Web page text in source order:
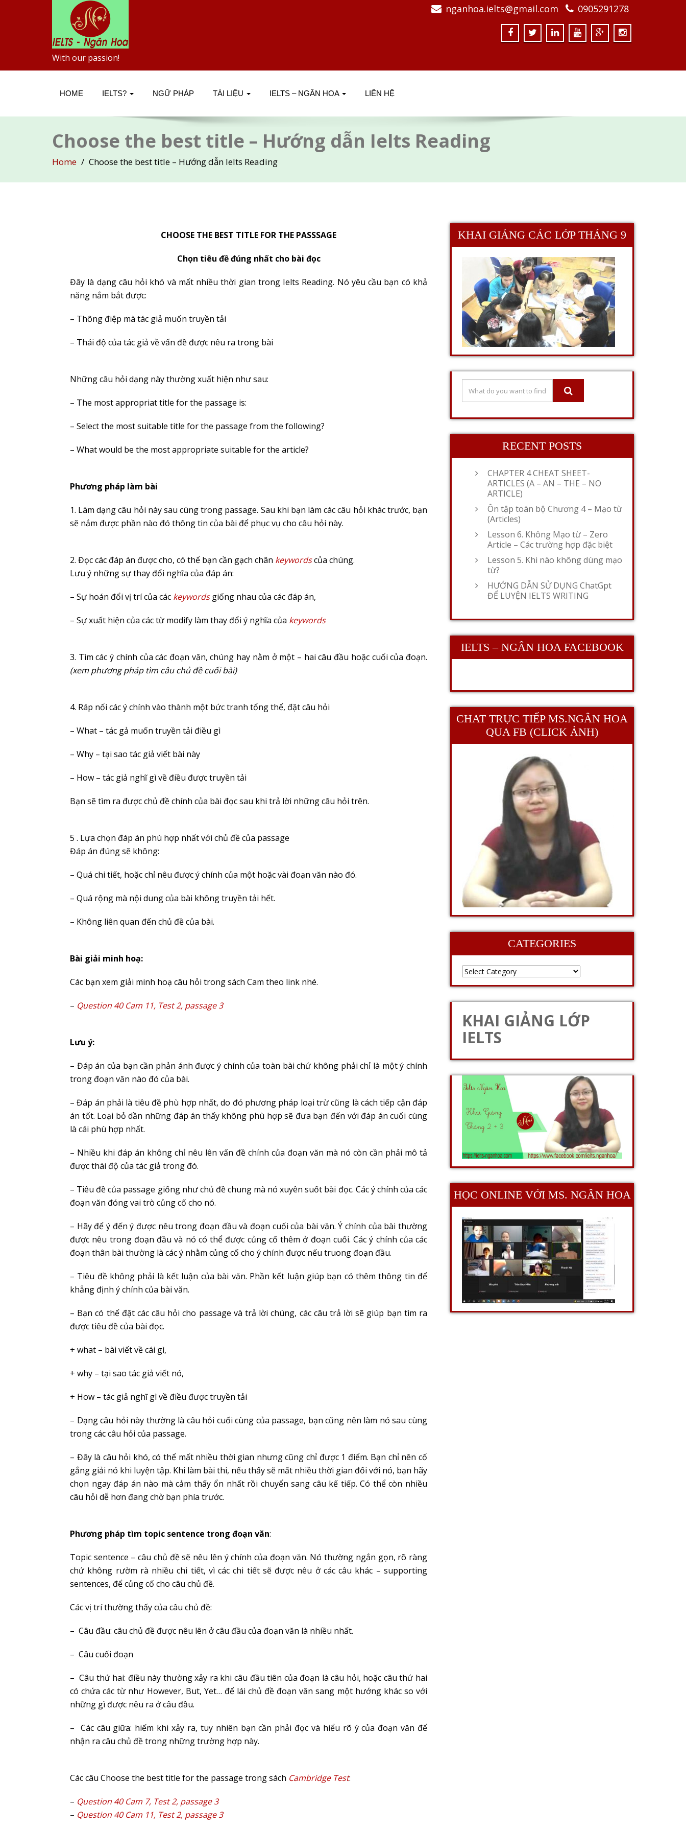
With our passion!
nganhoa.ielts@gmail.com 0905291278
HOME IELTS? NGỮ PHÁP TÀI LIỆU IELTS – NGÂN HOA LIÊN HỆ
Choose the best title – Hướng dẫn Ielts Reading
Home Choose the best title – Hướng dẫn Ielts Reading
CHOOSE THE BEST TITLE FOR THE PASSSAGE
Chọn tiêu đề đúng nhất cho bài đọc
Đây là dạng câu hỏi khó và mất nhiều thời gian trong Ielts Reading. Nó yêu cầu bạn có khả
năng nắm bắt được:
– Thông điệp mà tác giả muốn truyền tải
– Thái độ của tác giả về vấn đề được nêu ra trong bài
Những câu hỏi dạng này thường xuất hiện như sau:
– The most appropriat title for the passage is:
– Select the most suitable title for the passage from the following?
– What would be the most appropriate suitable for the article?
Phương pháp làm bài
1. Làm dạng câu hỏi này sau cùng trong passage. Sau khi bạn làm các câu hỏi khác trước, bạn
sẽ nắm được phần nào đó thông tin của bài để phục vụ cho câu hỏi này.
2. Đọc các đáp án được cho, có thể bạn cần gạch chân keywordscủa chúng.
Lưu ý những sự thay đổi nghĩa của đáp án:
– Sự hoán đổi vị trí của các keywordsgiống nhau của các đáp án,
– Sự xuất hiện của các từ modify làm thay đổi ý nghĩa của keywords
3. Tìm các ý chính của các đoạn văn, chúng hay nằm ở một – hai câu đầu hoặc cuối của đoạn.
(xem phương pháp tìm câu chủ đề cuối bài)
4. Ráp nối các ý chính vào thành một bức tranh tổng thể, đặt câu hỏi
– What – tác gả muốn truyền tải điều gì
– Why – tại sao tác giả viết bài này
– How – tác giả nghĩ gì về điều được truyền tải
Bạn sẽ tìm ra được chủ đề chính của bài đọc sau khi trả lời những câu hỏi trên.
5 . Lựa chọn đáp án phù hợp nhất với chủ đề của passage
Đáp án đúng sẽ không:
– Quá chi tiết, hoặc chỉ nêu được ý chính của một hoặc vài đoạn văn nào đó.
– Quá rộng mà nội dung của bài không truyền tải hết.
– Không liên quan đến chủ đề của bài.
Bài giải minh hoạ:
Các bạn xem giải minh hoạ câu hỏi trong sách Cam theo link nhé.
– Question 40 Cam 11, Test 2, passage 3
Lưu ý:
– Đáp án của bạn cần phản ánh được ý chính của toàn bài chứ không phải chỉ là một ý chính
trong đoạn văn nào đó của bài.
– Đáp án phải là tiêu đề phù hợp nhất, do đó phương pháp loại trừ cũng là cách tiếp cận đáp
án tốt. Loại bỏ dần những đáp án thấy không phù hợp sẽ đưa bạn đến với đáp án cuối cùng
là cái phù hợp nhất.
– Nhiều khi đáp án không chỉ nêu lên vấn đề chính của đoạn văn mà nó còn cần phải mô tả
được thái độ của tác giả trong đó.
– Tiêu đề của passage giống như chủ đề chung mà nó xuyên suốt bài đọc. Các ý chính của các
đoạn văn đóng vai trò củng cố cho nó.
– Hãy để ý đến ý được nêu trong đoạn đầu và đoạn cuối của bài văn. Ý chính của bài thường
được nêu trong đoạn đầu và nó có thể được củng cố thêm ở đoạn cuối. Các ý chính của các
đoạn thân bài thường là các ý nhằm củng cố cho ý chính được nếu truong đoạn đầu.
– Tiêu đề không phải là kết luận của bài văn. Phần kết luận giúp bạn có thêm thông tin để
khẳng định ý chính của bài văn.
– Bạn có thể đặt các câu hỏi cho passage và trả lời chúng, các câu trả lời sẽ giúp bạn tìm ra
được tiêu đề của bài đọc.
+ what – bài viết về cái gì,
+ why – tại sao tác giả viết nó,
+ How – tác giả nghĩ gì về điều được truyền tải
– Dạng câu hỏi này thường là câu hỏi cuối cùng của passage, bạn cũng nên làm nó sau cùng
trong các câu hỏi của passage.
– Đây là câu hỏi khó, có thể mất nhiều thời gian nhưng cũng chỉ được 1 điểm. Bạn chỉ nên cố
gắng giải nó khi luyện tập. Khi làm bài thi, nếu thấy sẽ mất nhiều thời gian đối với nó, bạn hãy
chọn ngay đáp án nào mà cảm thấy ổn nhất rồi chuyển sang câu kế tiếp. Có thể còn nhiều
câu hỏi dễ hơn đang chờ bạn phía trước.
Phương pháp tìm topic sentence trong đoạn văn:
Topic sentence – câu chủ đề sẽ nêu lên ý chính của đoạn văn. Nó thường ngắn gọn, rõ ràng
chứ không rườm rà nhiều chi tiết, vì các chi tiết sẽ được nêu ở các câu khác – supporting
sentences, để củng cố cho câu chủ đề.
Các vị trí thường thấy của câu chủ đề:
– Câu đầu: câu chủ đề được nêu lên ở câu đầu của đoạn văn là nhiều nhất.
– Câu cuối đoạn
– Câu thứ hai: điều này thường xảy ra khi câu đầu tiên của đoạn là câu hỏi, hoặc câu thứ hai
có chứa các từ như However, But, Yet… để lái chủ đề đoạn văn sang một hướng khác so với
những gì được nêu ra ở câu đầu.
– Các câu giữa: hiếm khi xảy ra, tuy nhiên bạn cần phải đọc và hiểu rõ ý của đoạn văn để
nhận ra câu chủ đề trong những trường hợp này.
Các câu Choose the best title for the passage trong sách Cambridge Test:
– Question 40 Cam 7, Test 2, passage 3
– Question 40 Cam 11, Test 2, passage 3
KHAI GIẢNG CÁC LỚP THÁNG 9
RECENT POSTS
CHAPTER 4 CHEAT SHEET-
ARTICLES (A – AN – THE – NO
ARTICLE)
Ôn tập toàn bộ Chương 4 – Mạo từ
(Articles)
Lesson 6. Không Mạo từ – Zero
Article – Các trường hợp đặc biệt
Lesson 5. Khi nào không dùng mạo
từ?
HƯỚNG DẪN SỬ DỤNG ChatGpt
ĐỂ LUYỆN IELTS WRITING
IELTS – NGÂN HOA FACEBOOK
CHAT TRỰC TIẾP MS.NGÂN HOA
QUA FB (CLICK ẢNH)
CATEGORIES
KHAI GIẢNG LỚP
IELTS
HỌC ONLINE VỚI MS. NGÂN HOA